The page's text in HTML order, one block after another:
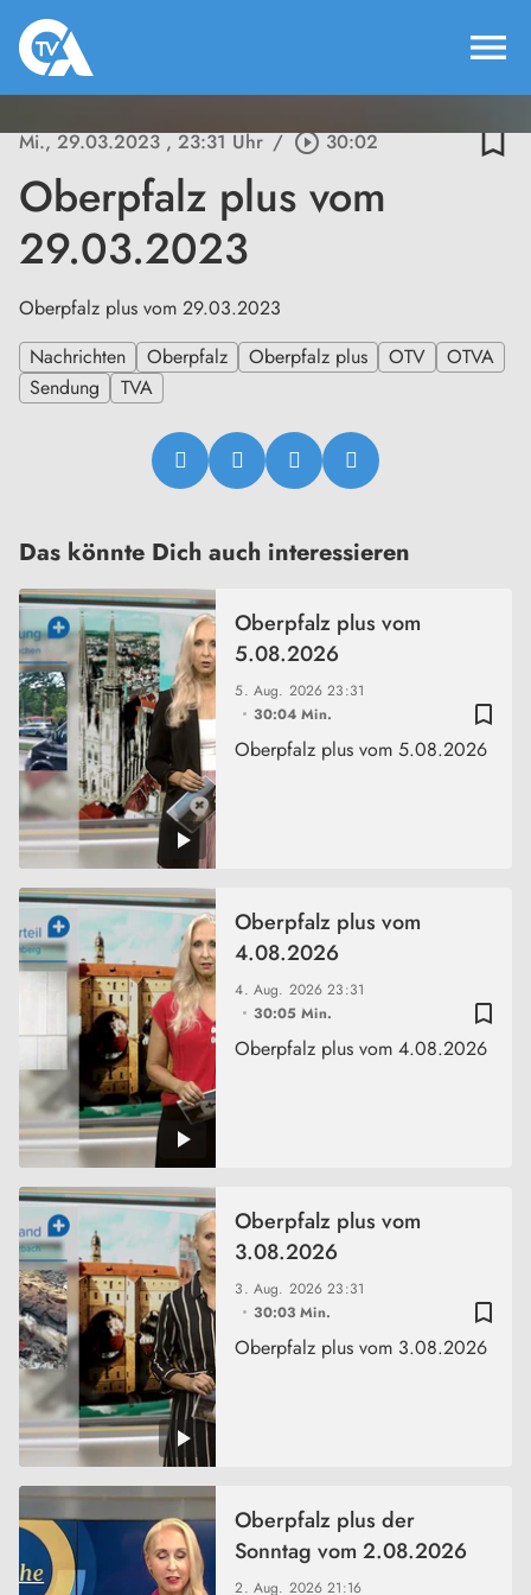
menu
Mi., 29.03.2023, 23:31 Uhr / play_circle_outline30:02 bookmark_border
Oberpfalz plus vom
29.03.2023
Oberpfalz plus vom 29.03.2023
Nachrichten
Oberpfalz Oberpfalz plus OTV
OTVA
Sendung
TVA
Das könnte Dich auch interessieren
bookmark_border
5. Aug. 202623:31
30:04 Min.
Oberpfalz plus vom
5.08.2026
Oberpfalz plus vom 5.08.2026
bookmark_border
4. Aug. 202623:31
30:05 Min.
Oberpfalz plus vom
4.08.2026
Oberpfalz plus vom 4.08.2026
bookmark_border
3. Aug. 202623:31
30:03 Min.
Oberpfalz plus vom
3.08.2026
Oberpfalz plus vom 3.08.2026
2. Aug. 202621:16
Oberpfalz plus der
Sonntag vom 2.08.2026